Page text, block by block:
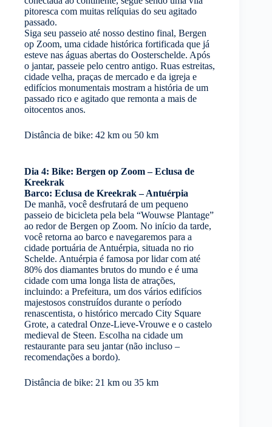
pitoresca com muitas relíquias do seu agitado
passado.
Siga seu passeio até nosso destino final, Bergen
op Zoom, uma cidade histórica fortificada que já
esteve nas águas abertas do Oosterschelde. Após
o jantar, passeie pelo centro antigo. Ruas estreitas,
cidade velha, praças de mercado e da igreja e
edifícios monumentais mostram a história de um
passado rico e agitado que remonta a mais de
oitocentos anos.
Distância de bike: 42 km ou 50 km
Dia 4: Bike: Bergen op Zoom – Eclusa de
Kreekrak
Barco: Eclusa de Kreekrak – Antuérpia
De manhã, você desfrutará de um pequeno
passeio de bicicleta pela bela “Wouwse Plantage”
ao redor de Bergen op Zoom. No início da tarde,
você retorna ao barco e navegaremos para a
cidade portuária de Antuérpia, situada no rio
Schelde. Antuérpia é famosa por lidar com até
80% dos diamantes brutos do mundo e é uma
cidade com uma longa lista de atrações,
incluindo: a Prefeitura, um dos vários edifícios
majestosos construídos durante o período
renascentista, o histórico mercado City Square
Grote, a catedral Onze-Lieve-Vrouwe e o castelo
medieval de Steen. Escolha na cidade um
restaurante para seu jantar (não incluso –
recomendações a bordo).
Distância de bike: 21 km ou 35 km